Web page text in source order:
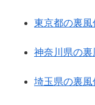
東京都の裏
神奈川県の
埼玉県の裏